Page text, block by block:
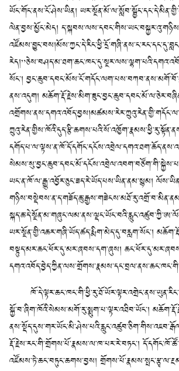
ཡོང་གོང་ནས་ངོ་ཤེས་ཡིན།
ལེན་བྱས་མྱོང་མེད།
སོང་།
ནས་འདུག།
ཡང་ན་ཁོ་ལ་རྒྱུ་འབྱོར་ཅུང་ཟད་རེ་ཡོད་པས་ཡིན་ནམ་སྙམ།
ཡར་སྔོན་གྱི་འཆར་གཞི་ཡོད་ཚད་རྨིག་མེད་དུ་བརླག་སོང་།
བསྟུད་མར་ཆང་ཕོར་དུ་མར་ཞབས་དག་ཞུས།
སྐྱོ་བ་ཞིག་ཁོའི་སེམས་མགོ་རུ་སྨུག་པ་ལྟར་འཐིབ་ཡོང་།
རྡོ་རྗེས་རང་གི་གྲོགས་པོ་རྣམས་ལ་ཁ་པར་རེ་བཏང་།
འཛོམས་ཏེ་ཆང་བཏུང་ཆགས་བྱས།